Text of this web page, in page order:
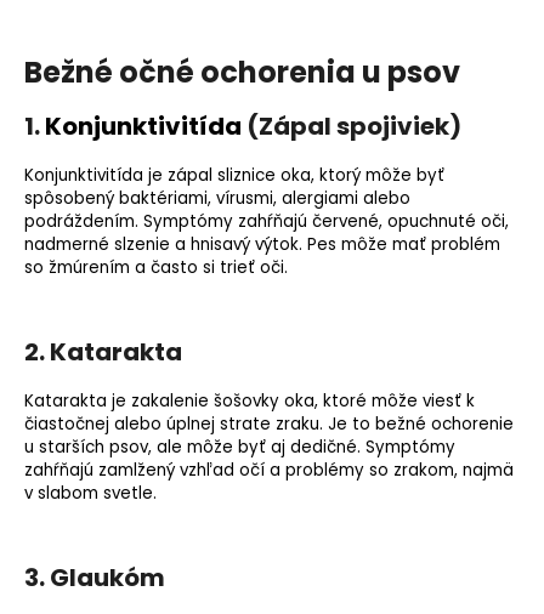
Bežné očné ochorenia u psov
1.Konjunktivitída (Zápal spojiviek)
Konjunktivitída je zápal sliznice oka, ktorý môže byť
spôsobený baktériami, vírusmi, alergiami alebo
podráždením. Symptómy zahŕňajú červené, opuchnuté oči,
nadmerné slzenie a hnisavý výtok. Pes môže mať problém
so žmúrením a často si trieť oči.
2. Katarakta
Katarakta je zakalenie šošovky oka, ktoré môže viesť k
čiastočnej alebo úplnej strate zraku. Je to bežné ochorenie
u starších psov, ale môže byť aj dedičné. Symptómy
zahŕňajú zamlžený vzhľad očí a problémy so zrakom, najmä
v slabom svetle.
3. Glaukóm
O
p
o
r
ú
č
m
e